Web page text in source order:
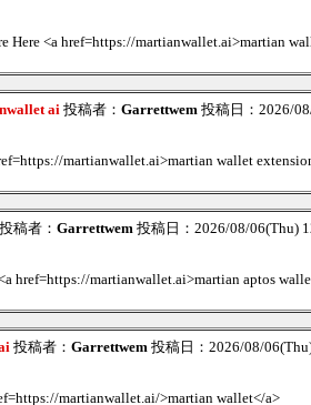
Here <a href=https://martianwallet.ai>martian
ai投稿者： Garrettwem投稿日：2026/
martianwallet.ai>martian wallet
稿者： Garrettwem投稿日：2026/08/06(Thu)
href=https://martianwallet.ai>martian aptos
投稿者： Garrettwem投稿日：2026/08/
martianwallet.ai/>martian wallet</a>